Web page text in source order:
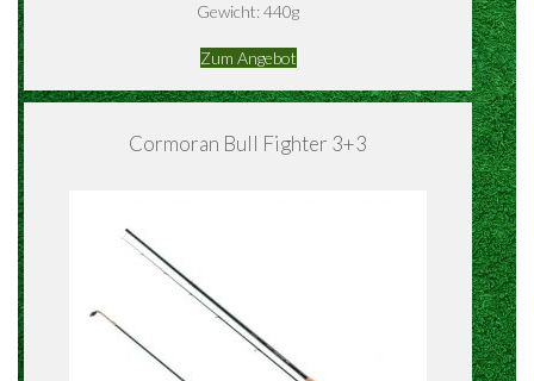
Gewicht: 440g
Zum Angebot
Cormoran Bull Fighter 3+3